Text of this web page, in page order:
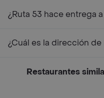
¿Ruta 53 hace entrega
¿Cuál es la dirección de
Restaurantes